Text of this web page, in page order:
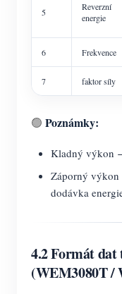
5
Reverzní
energie
6 Frekvence
7 faktor síly
🟢 Poznámky:
Kladný výkon
Záporný
dodávka
4.2 Formát
(WEM3080T /